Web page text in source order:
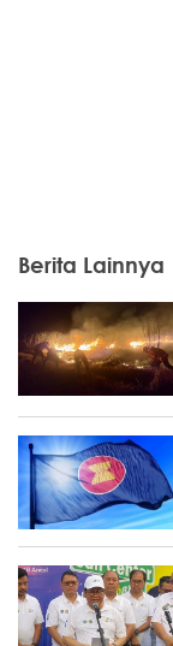
Berita Lainnya